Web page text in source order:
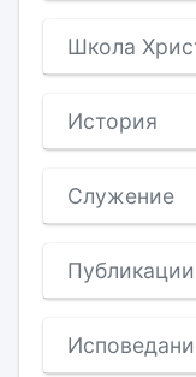
Школа
История
Служение
Публикации